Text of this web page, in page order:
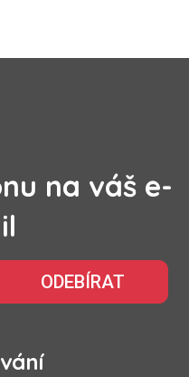
na váš e-
ODEBÍRAT